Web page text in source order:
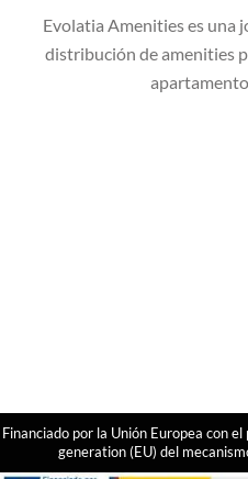
Evolatia Amenities es una
distribución de amenities
Financiado por la Unión Europea con
generation (EU) del